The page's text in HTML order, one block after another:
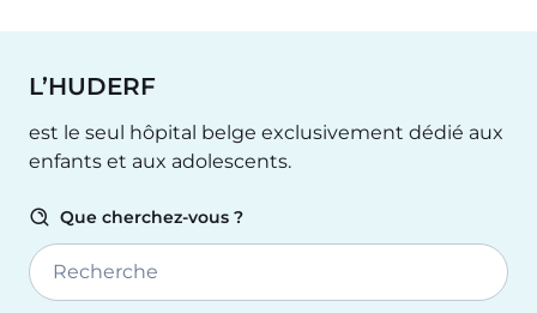
L’HUDERF
est le seul hôpital belge exclusivement dédié aux
enfants et aux adolescents.
Que cherchez-vous ?
Recherche